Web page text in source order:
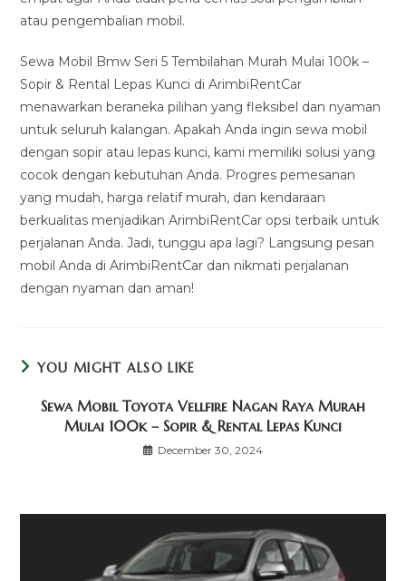
atau pengembalian mobil.
Sewa Mobil Bmw Seri 5 Tembilahan Murah Mulai 100k –
Sopir & Rental Lepas Kunci di ArimbiRentCar
menawarkan beraneka pilihan yang fleksibel dan nyaman
untuk seluruh kalangan. Apakah Anda ingin sewa mobil
dengan sopir atau lepas kunci, kami memiliki solusi yang
cocok dengan kebutuhan Anda. Progres pemesanan
yang mudah, harga relatif murah, dan kendaraan
berkualitas menjadikan ArimbiRentCar opsi terbaik untuk
perjalanan Anda. Jadi, tunggu apa lagi? Langsung pesan
mobil Anda di ArimbiRentCar dan nikmati perjalanan
dengan nyaman dan aman!
YOU MIGHT ALSO LIKE
Sewa Mobil Toyota Vellfire Nagan Raya Murah
Mulai 100k – Sopir & Rental Lepas Kunci
December 30, 2024